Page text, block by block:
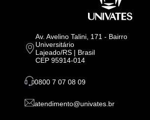
Av. Avelino Talini, 171 - Bairro
Universitário
Lajeado/RS | Brasil
CEP 95914-014
0800 7 07 08 09
atendimento@univates.br